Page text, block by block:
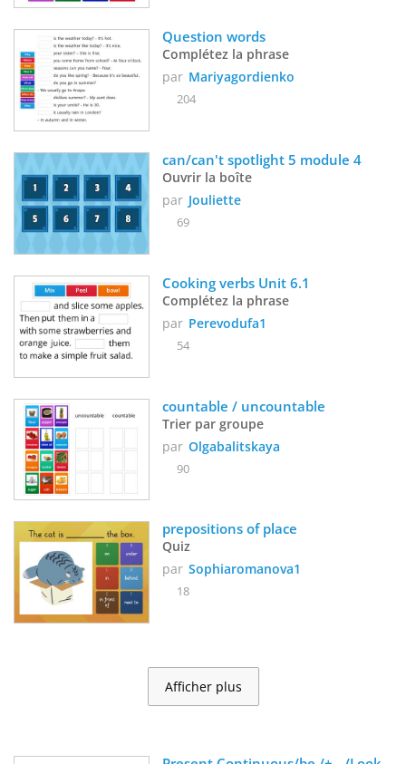
Question words
Complétez la phrase
par Mariyagordienko
204
can/can't spotlight 5 module 4
Ouvrir la boîte
par Jouliette
69
Cooking verbs Unit 6.1
Complétez la phrase
par Perevodufa1
54
countable / uncountable
Trier par groupe
par Olgabalitskaya
90
prepositions of place
Quiz
par Sophiaromanova1
18
Afficher plus